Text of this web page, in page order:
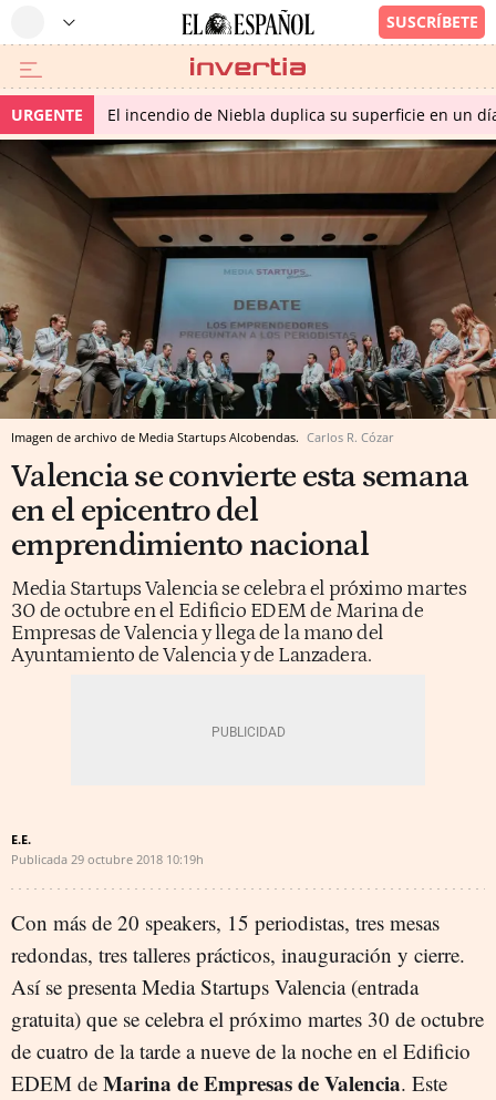
URGENTE El incendio de Niebla duplica su superficie en un
Imagen de archivo de Media Startups Alcobendas. Carlos R. Cózar
Valencia se convierte esta semana
en el epicentro del
emprendimiento nacional
Media Startups Valencia se celebra el próximo martes
30 de octubre en el Edificio EDEM de Marina de
Empresas de Valencia y llega de la mano del
Ayuntamiento de Valencia y de Lanzadera.
E.E.
Publicada 29 octubre 2018 10:19h
Con más de 20 speakers, 15 periodistas, tres mesas
redondas, tres talleres prácticos, inauguración y cierre.
Así se presenta Media Startups Valencia (entrada
gratuita) que se celebra el próximo martes 30 de octubre
de cuatro de la tarde a nueve de la noche en el Edificio
EDEM de Marina de Empresas de Valencia. Este